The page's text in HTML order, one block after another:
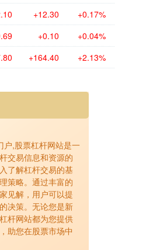
+12.30 +0.17%
+0.10 +0.04%
+164.40 +2.13%
户,股票杠杆网站是一
交易信息和资源的
了解杠杆交易的基
策略。通过丰富的
见解，用户可以提
决策。无论您是新
杆网站都为您提供
助您在股票市场中